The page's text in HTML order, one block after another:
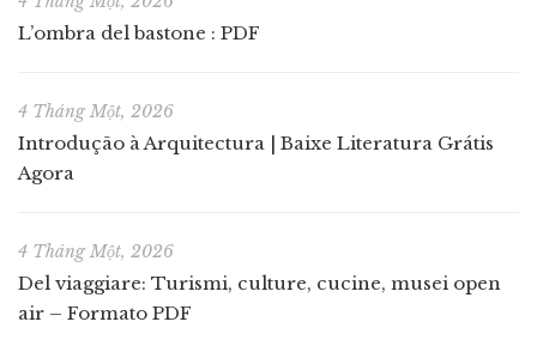
L’ombra del bastone : PDF
4 Tháng Một, 2026
Introdução à Arquitectura | Baixe Literatura Grátis
Agora
4 Tháng Một, 2026
Del viaggiare: Turismi, culture, cucine, musei open
air – Formato PDF